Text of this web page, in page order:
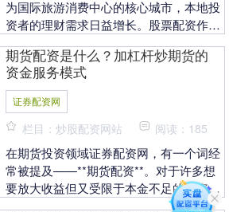
为国际旅游消费中心的核心城市，本地投
资者的理财需求日益增长。股票配资作为
一种放大资金杠杆的投资方式，正受到越
来越多三亚投资者....
期货配资是什么？加杠杆炒期货的
资金服务模式
证券配资网
栏目：炒股配资网站 阅读：185
在期货投资领域证券配资网，有一个词经
常被提及——**期货配资**。对于许多想
要放大收益但又受限于本金不足的投资者
来说，这似乎是一条“捷径”。那么，期货